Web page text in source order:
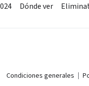
Dónde ver
Condiciones generales